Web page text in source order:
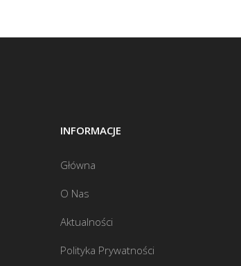
INFORMACJE
Główna
O Nas
Aktualności
Polityka Prywatności